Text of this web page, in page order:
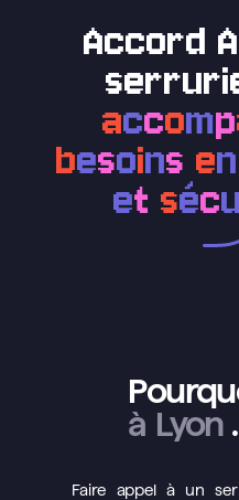
Accord
accomp
besoins en
et sécu
à Lyon.
Faire appel à un